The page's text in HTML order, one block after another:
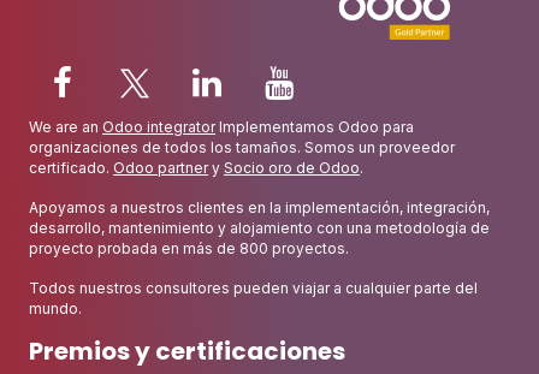
We are an Odoo integratorImplementamos Odoo para
organizaciones de todos los tamaños. Somos un proveedor
certificado. Odoo partnery Socio oro de Odoo.
Apoyamos a nuestros clientes en la implementación, integración,
desarrollo, mantenimiento y alojamiento con una metodología de
proyecto probada en más de 800 proyectos.
Todos nuestros consultores pueden viajar a cualquier parte del
mundo.
Premios y certificaciones